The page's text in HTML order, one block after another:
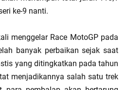
ke-9 nanti.
menggelar Race MotoGP pada
banyak perbaikan sejak saat
yang ditingkatkan pada tahun
menjadikannya salah satu trek